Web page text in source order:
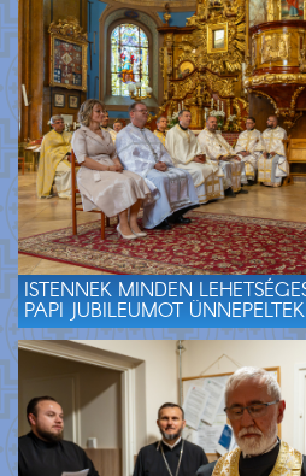
ISTENNEK MINDEN
PAPI JUBILEUMOT